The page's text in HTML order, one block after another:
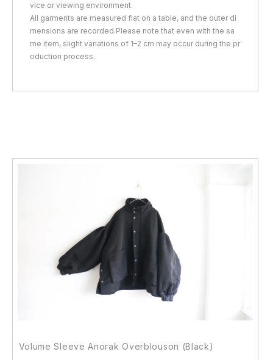
vice or viewing environment.
All garments are measured flat on a table, and the outer di
mensions are recorded.Please note that even with the sa
me item, slight variations of 1–2 cm may occur during the pr
oduction process.
Volume Sleeve Anorak Overblouson (Black)